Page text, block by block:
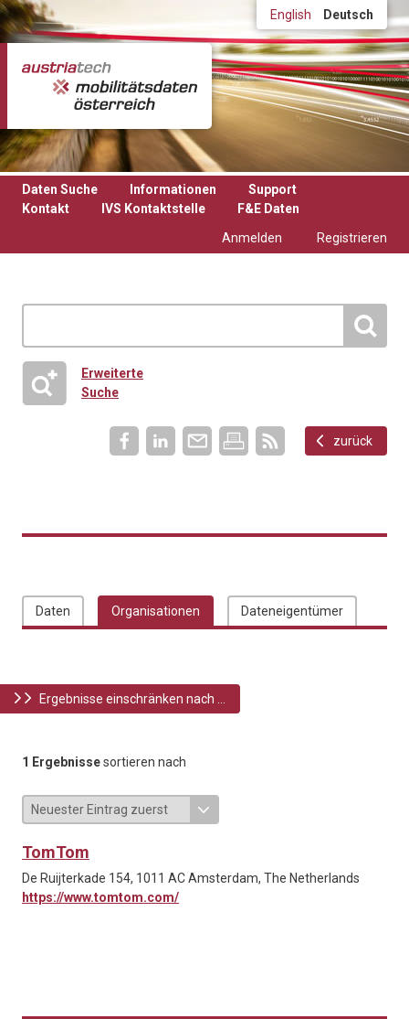
Direkt zum Inhalt English Deutsch
Daten Suche Informationen
Support
Kontakt
IVS Kontaktstelle
F&E Daten
Anmelden
Registrieren
Erweiterte
Suche
zurück
Daten Organisationen Dateneigentümer
Ergebnisse einschränken nach ...
1 Ergebnissesortieren nach
TomTom
De Ruijterkade 154, 1011 AC Amsterdam, The Netherlands
https://www.tomtom.com/